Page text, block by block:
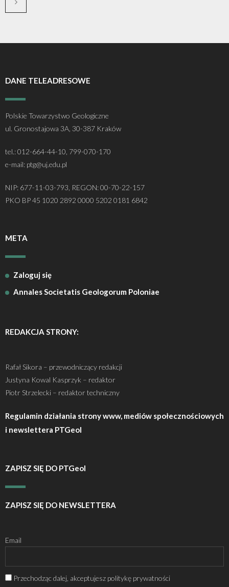
DANE TELEADRESOWE
Polskie Towarzystwo Geologiczne
ul. Gronostajowa 3A, 30-387 Kraków
tel.: 012-664-44-10, 799-070-170
e-mail: ptg@uj.edu.pl
NIP: 677-11-03-793, REGON: 00-70-22-157
PKO BP 45 1020 2892 0000 5202 0181 6842
META
Zaloguj się
Annales Societatis Geologorum Poloniae
REDAKCJA STRONY:
Rafał Sikora – przewodniczący redakcji
Justyna Kowal Kasprzyk – redaktor
Piotr Strzelecki – redaktor techniczny
Regulamin działania strony www, mediów społecznościowych
i newslettera PTGeol
ZAPISZ SIĘ DO PTGeol
ZAPISZ SIĘ DO NEWSLETTERA
Email
Przechodząc dalej, akceptujesz politykę prywatności